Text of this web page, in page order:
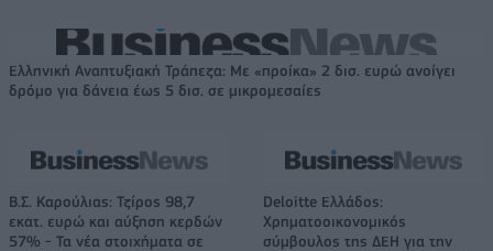
Ελληνική Αναπτυξιακή Τράπεζα: Με «προίκα» 2 δισ. ευρώ ανοίγει
δρόμο για δάνεια έως 5 δισ. σε μικρομεσαίες
Β.Σ. Καρούλιας: Τζίρος 98,7
εκατ. ευρώ και αύξηση κερδών
57% - Τα νέα στοιχήματα σε
Deloitte Ελλάδος:
Χρηματοοικονομικός
σύμβουλος της ΔΕΗ για την